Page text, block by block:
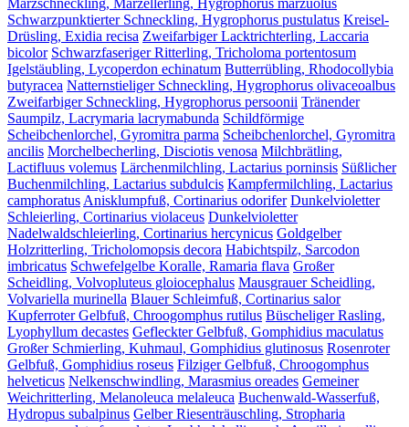
Märzschneckling, Märzellerling, Hygrophorus marzuolus
Schwarzpunktierter Schneckling, Hygrophorus pustulatus Kreisel-
Drüsling, Exidia recisa Zweifarbiger Lacktrichterling, Laccaria
bicolor Schwarzfaseriger Ritterling, Tricholoma portentosum
Igelstäubling, Lycoperdon echinatum Butterrübling, Rhodocollybia
butyracea Natternstieliger Schneckling, Hygrophorus olivaceoalbus
Zweifarbiger Schneckling, Hygrophorus persoonii Tränender
Saumpilz, Lacrymaria lacrymabunda Schildförmige
Scheibchenlorchel, Gyromitra parma Scheibchenlorchel, Gyromitra
ancilis Morchelbecherling, Disciotis venosa Milchbrätling,
Lactifluus volemus Lärchenmilchling, Lactarius porninsis Süßlicher
Buchenmilchling, Lactarius subdulcis Kampfermilchling, Lactarius
camphoratusAnisklumpfuß, Cortinarius odorifer Dunkelvioletter
Schleierling, Cortinarius violaceus Dunkelvioletter
Nadelwaldschleierling, Cortinarius hercynicus Goldgelber
Holzritterling, Tricholomopsis decora Habichtspilz, Sarcodon
imbricatus Schwefelgelbe Koralle, Ramaria flava Großer
Scheidling, Volvopluteus gloiocephalus Mausgrauer Scheidling,
Volvariella murinella Blauer Schleimfuß, Cortinarius salor
Kupferroter Gelbfuß, Chroogomphus rutilus Büscheliger Rasling,
Lyophyllum decastes Gefleckter Gelbfuß, Gomphidius maculatus
Großer Schmierling, Kuhmaul, Gomphidius glutinosus Rosenroter
Gelbfuß, Gomphidius roseus Filziger Gelbfuß, Chroogomphus
helveticus Nelkenschwindling, Marasmius oreades Gemeiner
Weichritterling, Melanoleuca melaleuca Buchenwald-Wasserfuß,
Hydropus subalpinus Gelber Riesenträuschling, Stropharia